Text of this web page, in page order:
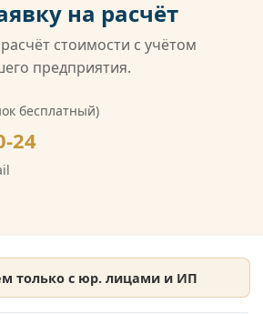
лицензию Росгидромета
на деятельность в
включающую
и почв. Также имеется допуск
инженерно-экологических
копией лицензии
ознакомиться на сайте.
на расчёт
стоимости с учётом
предприятия.
бесплатный)
24
только с юр. лицами и ИП